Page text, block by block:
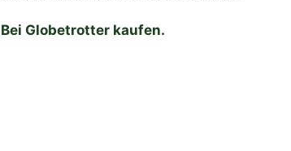
Bei Globetrotter kaufen.